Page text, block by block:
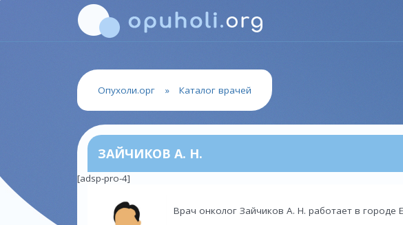
Опухоли.орг » Каталог врачей
ЗАЙЧИКОВ А. Н.
[adsp-pro-4]
Врач онколог Зайчиков А. Н. работает в городе